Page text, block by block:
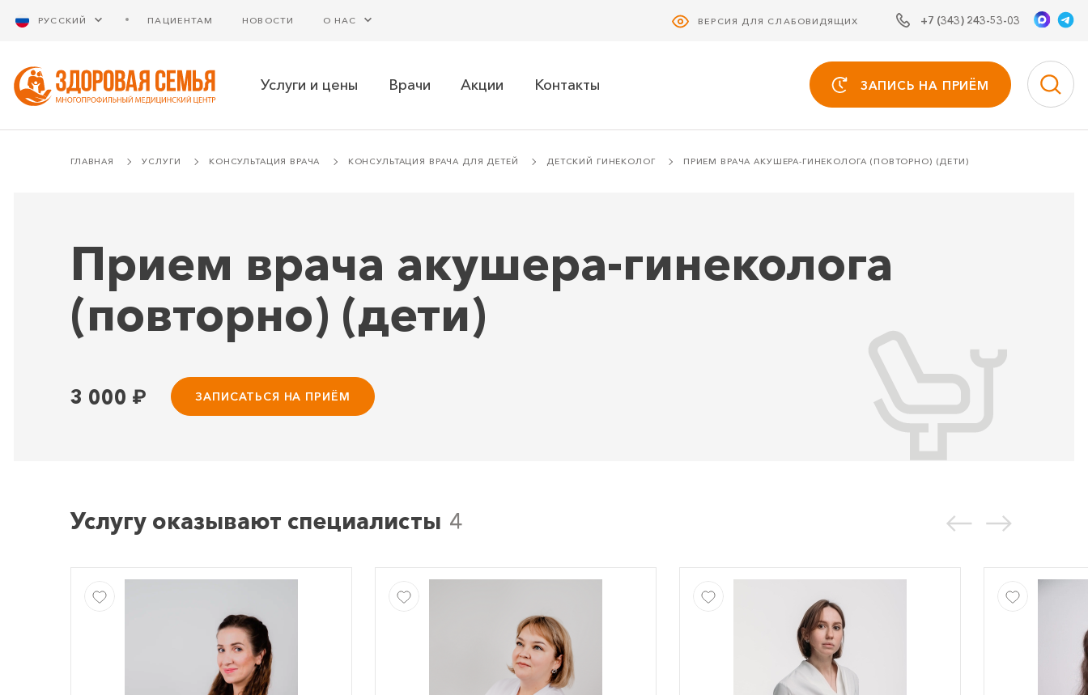
РУССКИЙ ПАЦИЕНТАМ НОВОСТИ О НАС ВЕРСИЯ ДЛЯ СЛАБОВИДЯЩИХ +7 (343) 243-53-03
Услуги и цены Врачи Акции Контакты ЗАПИСЬ НА ПРИЁМ
ГЛАВНАЯ УСЛУГИ КОНСУЛЬТАЦИЯ ВРАЧА КОНСУЛЬТАЦИЯ ВРАЧА ДЛЯ ДЕТЕЙ ДЕТСКИЙ ГИНЕКОЛОГ ПРИЕМ ВРАЧА АКУШЕРА-ГИНЕКОЛОГА (ПОВТОРНО) (ДЕТИ)
Прием врача акушера-гинеколога
(повторно) (дети)
3 000 ₽ ЗАПИСАТЬСЯ НА ПРИЁМ
Услугу оказывают специалисты